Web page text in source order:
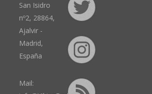
San Isidro
nº2, 28864,
Ajalvir -
Madrid,
España
Mail: